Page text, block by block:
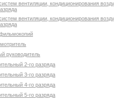
вентиляции, кондиционирования
вентиляции, кондиционирования
руководитель
2-го разряда
3-го разряда
4-го разряда
5-го разряда